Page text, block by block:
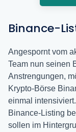
Binance-
Angespornt vom
Team nun seinen
Anstrengungen,
Krypto-Börse
einmal
Binance-Listing
sollen im